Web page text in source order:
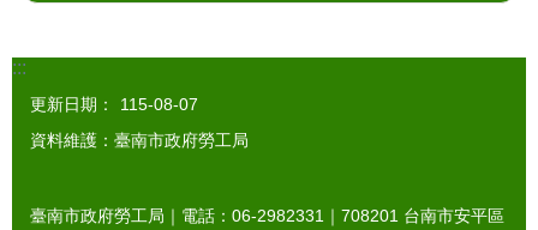
:::
更新日期：
115-08-07
資料維護：臺南市政府勞工局
臺南市政府勞工局｜電話：06-2982331｜ 708201 台南市安平區